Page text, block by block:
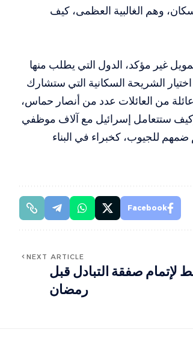
وهم الغالبية العظمى، كيف
غير مؤكد، الدول التي يطلب منها
الشريحة السكانية التي ستشارك
من العائلات عدد من أنصار حماس،
ستتعامل إسرائيل مع آلاف موظفي
للجيوب، كخبراء في البناء
Facebook
NEXT ARTICLE
لإتمام صفقة التبادل قبل
رمضان